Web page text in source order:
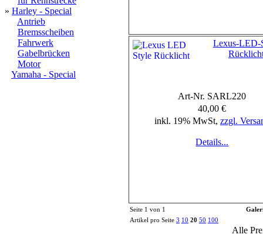
» Harley - Special
Antrieb
Bremsscheiben
Fahrwerk
Gabelbrücken
Motor
Yamaha - Special
Lexus-LED-
Art-Nr. SARL220
40,00 €
inkl. 19% MwSt, zzgl.
Details...
Seite 1 von 1
Artikel pro Seite 3 10 20 50 100
Alle